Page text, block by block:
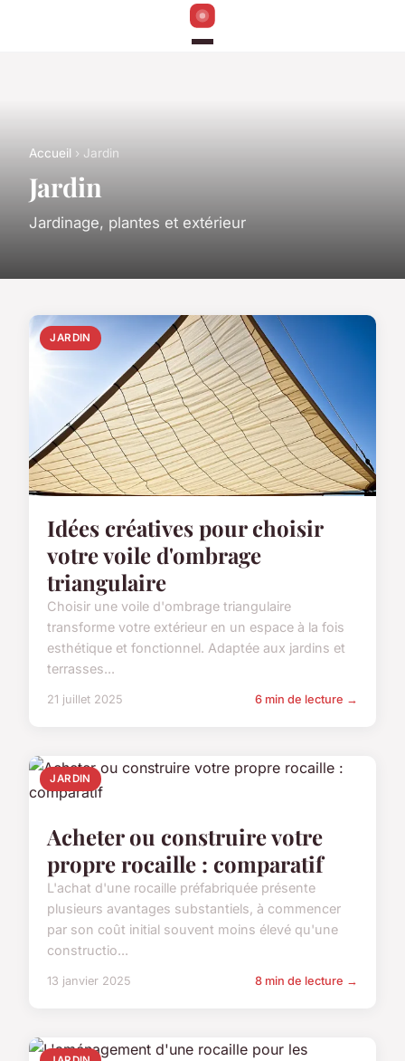
Accueil › Jardin
Jardin
Jardinage, plantes et extérieur
JARDIN
Idées créatives pour choisir
votre voile d'ombrage
triangulaire
Choisir une voile d'ombrage triangulaire
transforme votre extérieur en un espace à la fois
esthétique et fonctionnel. Adaptée aux jardins et
terrasses...
21 juillet 2025 6 min de lecture →
JARDIN
Acheter ou construire votre
propre rocaille : comparatif
L'achat d'une rocaille préfabriquée présente
plusieurs avantages substantiels, à commencer
par son coût initial souvent moins élevé qu'une
constructio...
13 janvier 2025 8 min de lecture →